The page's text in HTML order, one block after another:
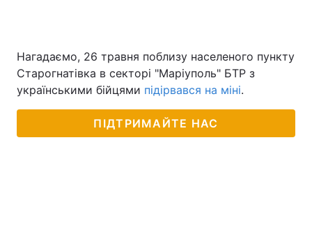
Нагадаємо, 26 травня поблизу населеного пункту
Старогнатівка в секторі "Маріуполь" БТР з
українськими бійцями підірвався на міні.
ПІДТРИМАЙТЕ НАС